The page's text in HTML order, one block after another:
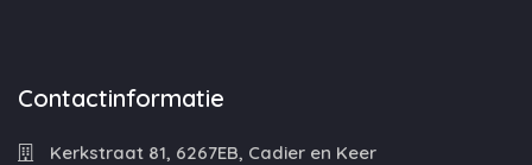
Contactinformatie
Kerkstraat 81, 6267EB, Cadier en Keer